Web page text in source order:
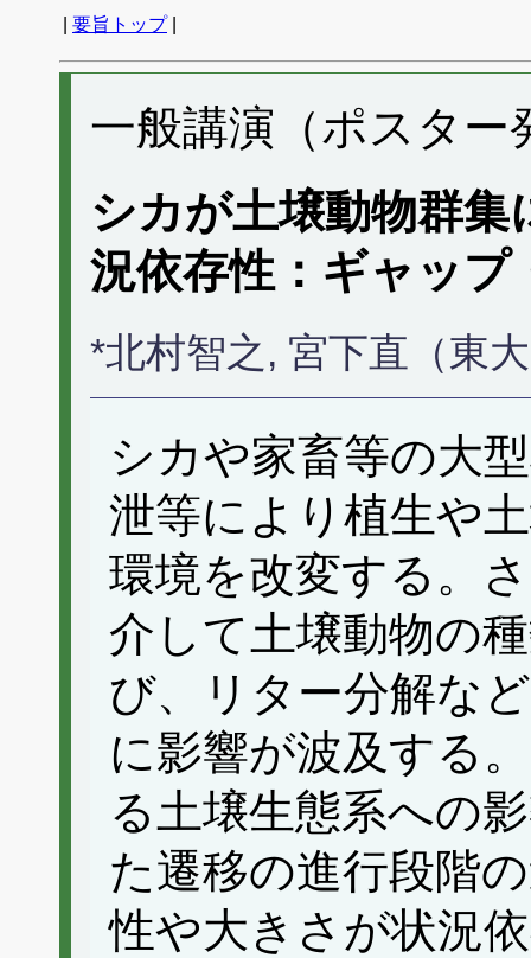
要旨トップ|
一般講演（ポスター
シカが土壌動物群
況依存性：ギャップ
*北村智之, 宮下直（東
シカや家畜等の大
泄等により植生や
環境を改変する。
介して土壌動物の
び、リター分解な
に影響が波及する
る土壌生態系への
た遷移の進行段階
性や大きさが状況